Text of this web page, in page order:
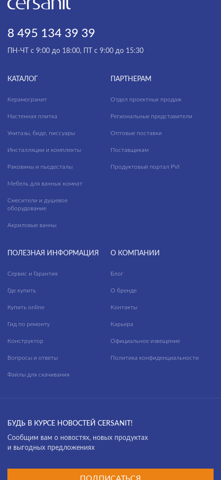
8 495 134 39 39
ПН-ЧТ с 9:00 до 18:00, ПТ с 9:00 до 15:30
КАТАЛОГ
Керамогранит
Настенная плитка
Унитазы, биде, писсуары
Инсталляции и комплекты
Раковины и пьедесталы
Мебель для ванных комнат
Смесители и душевое
оборудование
Акриловые ванны
ПАРТНЕРАМ
Отдел проектных продаж
Региональные представители
Оптовые поставки
Поставщикам
Продуктовый портал PVI
ПОЛЕЗНАЯ ИНФОРМАЦИЯ
Сервис и Гарантия
Где купить
Купить online
Гид по ремонту
Конструктор
Вопросы и ответы
Файлы для скачивания
О КОМПАНИИ
Блог
О бренде
Контакты
Карьера
Официальное извещение
Политика конфиденциальности
БУДЬ В КУРСЕ НОВОСТЕЙ CERSANIT!
Cообщим вам о новостях, новых продуктах
и выгодных предложениях